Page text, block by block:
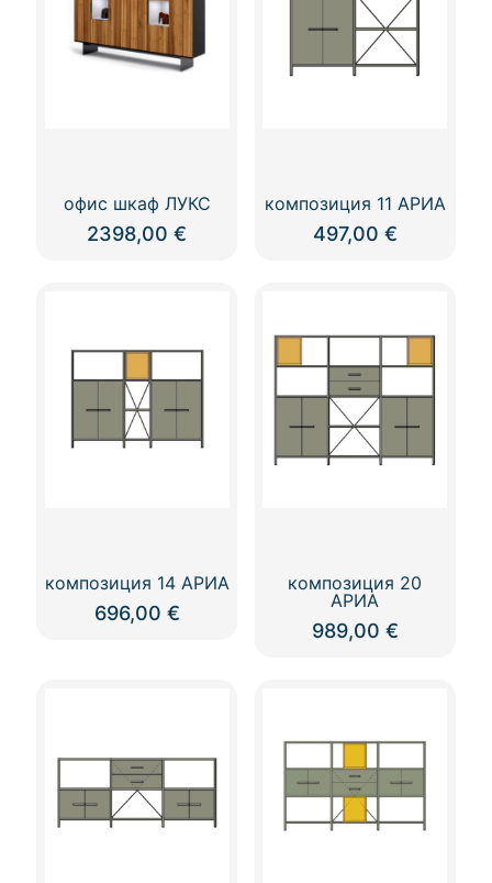
офис шкаф ЛУКС
2398,00€
композиция 11 АРИА
497,00 €
композиция 14 АРИА
696,00 €
композиция 20
АРИА
989,00 €